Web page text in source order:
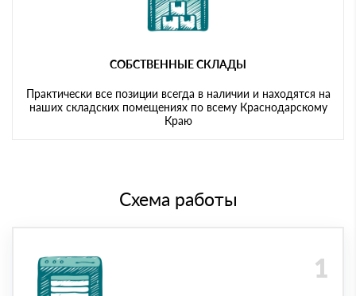
СОБСТВЕННЫЕ СКЛАДЫ
Практически все позиции всегда в наличии и находятся на
наших складских помещениях по всему Краснодарскому
Краю
Схема работы